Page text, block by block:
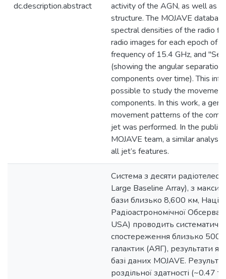
dc.description.abstract
activity of the AGN, as well as
structure. The MOJAVE
spectral densities of the radio
radio images for each epoch of
frequency of 15.4 GHz, and
(showing the angular
components over time). This
possible to study the
components. In this work, a
movement patterns of the
jet was performed. In the
MOJAVE team, a similar
all jet’s features.
Система з десяти
Large Baseline Array), з
бази близько 8,600 км,
Радіоастрономічної
USA) проводить
спостереження близько 500-
галактик (АЯГ), результати
базі даних MOJAVE.
роздільної здатності (~0.47